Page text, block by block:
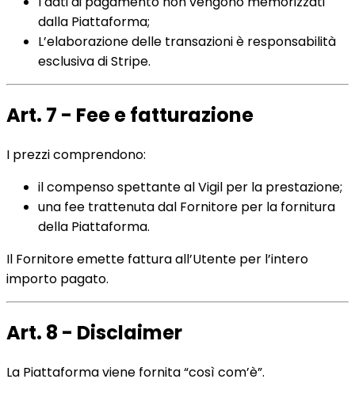
dalla Piattaforma;
L’elaborazione delle transazioni è responsabilità
esclusiva di Stripe.
Art. 7 - Fee e fatturazione
I prezzi comprendono:
il compenso spettante al Vigil per la prestazione;
una fee trattenuta dal Fornitore per la fornitura
della Piattaforma.
Il Fornitore emette fattura all’Utente per l’intero
importo pagato.
Art. 8 - Disclaimer
La Piattaforma viene fornita “così com’è”.